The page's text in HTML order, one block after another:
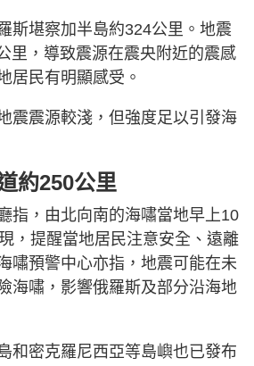
斯堪察加半島約324公里。地震
里，導致震源在震央附近的震感
居民有明顯感受。
震震源較淺，但強度足以引發海
約250公里
指，由北向南的海嘯當地早上10
，提醒當地居民注意安全、遠離
嘯預警中心亦指，地震可能在未
海嘯，影響俄羅斯及部分沿海地
和密克羅尼西亞等島嶼也已發布